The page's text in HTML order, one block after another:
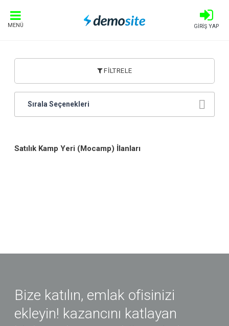
MENÜ GİRİŞ YAP
FİLTRELE
Sırala Seçenekleri
Satılık Kamp Yeri (Mocamp) İlanları
Bize katılın, emlak ofisinizi
ekleyin! kazancını katlayan